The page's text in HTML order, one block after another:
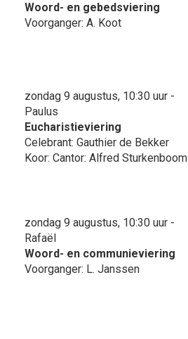
Woord- en gebedsviering
Voorganger: A. Koot
zondag 9 augustus, 10:30 uur -
Paulus
Eucharistieviering
Celebrant: Gauthier de Bekker
Koor: Cantor: Alfred Sturkenboom
zondag 9 augustus, 10:30 uur -
Rafaël
Woord- en communieviering
Voorganger: L. Janssen